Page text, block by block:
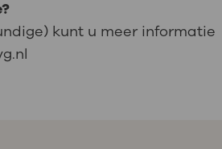
OLVG
kunt u meer informatie